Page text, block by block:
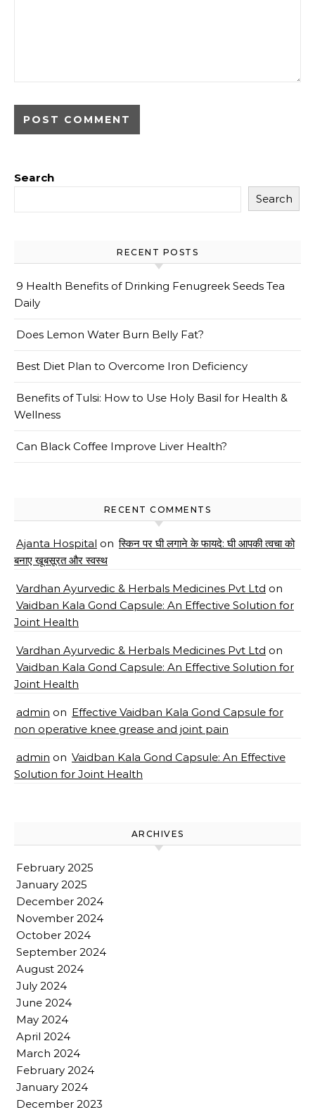
Search
Search
RECENT POSTS
9 Health Benefits of Drinking Fenugreek Seeds Tea
Daily
Does Lemon Water Burn Belly Fat?
Best Diet Plan to Overcome Iron Deficiency
Benefits of Tulsi: How to Use Holy Basil for Health &
Wellness
Can Black Coffee Improve Liver Health?
RECENT COMMENTS
Ajanta Hospital on स्किन पर घी लगाने के फायदे: घी आपकी त्वचा को
बनाए खूबसूरत और स्वस्थ
Vardhan Ayurvedic & Herbals Medicines Pvt Ltd on
Vaidban Kala Gond Capsule: An Effective Solution for
Joint Health
Vardhan Ayurvedic & Herbals Medicines Pvt Ltd on
Vaidban Kala Gond Capsule: An Effective Solution for
Joint Health
admin on Effective Vaidban Kala Gond Capsule for
non operative knee grease and joint pain
admin on Vaidban Kala Gond Capsule: An Effective
Solution for Joint Health
ARCHIVES
February 2025
January 2025
December 2024
November 2024
October 2024
September 2024
August 2024
July 2024
June 2024
May 2024
April 2024
March 2024
February 2024
January 2024
December 2023